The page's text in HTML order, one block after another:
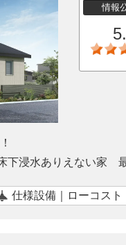
情報
下浸水ありえない
仕様設備｜ローコスト